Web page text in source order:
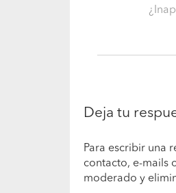
Deja tu
Para escribir una
contacto, e-mails
moderado y